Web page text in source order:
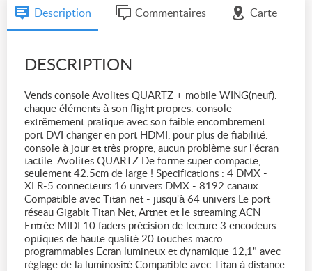
Description Commentaires Carte
DESCRIPTION
Vends console Avolites QUARTZ + mobile WING(neuf).
chaque éléments à son flight propres. console
extrêmement pratique avec son faible encombrement.
port DVI changer en port HDMI, pour plus de fiabilité.
console à jour et très propre, aucun problème sur l'écran
tactile. Avolites QUARTZ De forme super compacte,
seulement 42.5cm de large ! Specifications : 4 DMX -
XLR-5 connecteurs 16 univers DMX - 8192 canaux
Compatible avec Titan net - jusqu'à 64 univers Le port
réseau Gigabit Titan Net, Artnet et le streaming ACN
Entrée MIDI 10 faders précision de lecture 3 encodeurs
optiques de haute qualité 20 touches macro
programmables Ecran lumineux et dynamique 12,1" avec
réglage de la luminosité Compatible avec Titan à distance